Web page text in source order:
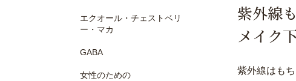
エクオール・チェストベリ
ー・マカ
GABA
女性のための
紫外線
メイク
紫外線はも